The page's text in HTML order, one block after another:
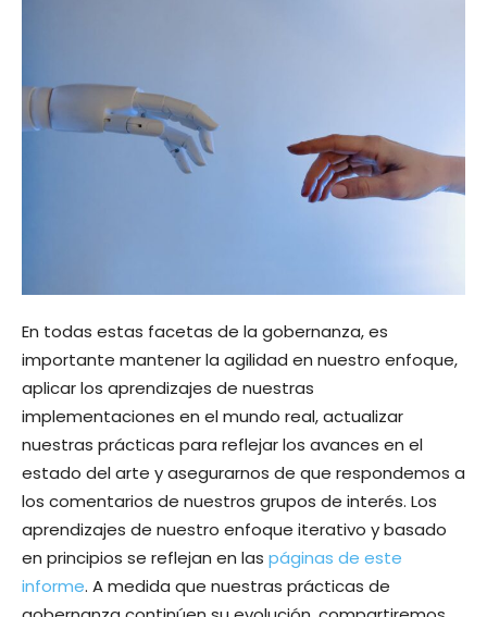
En todas estas facetas de la gobernanza, es
importante mantener la agilidad en nuestro enfoque,
aplicar los aprendizajes de nuestras
implementaciones en el mundo real, actualizar
nuestras prácticas para reflejar los avances en el
estado del arte y asegurarnos de que respondemos a
los comentarios de nuestros grupos de interés. Los
aprendizajes de nuestro enfoque iterativo y basado
en principios se reflejan en las páginas de este
informe. A medida que nuestras prácticas de